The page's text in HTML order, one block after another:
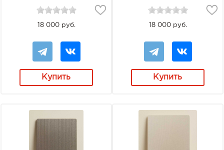
18 000 руб.
Купить
18 000 руб.
Купить